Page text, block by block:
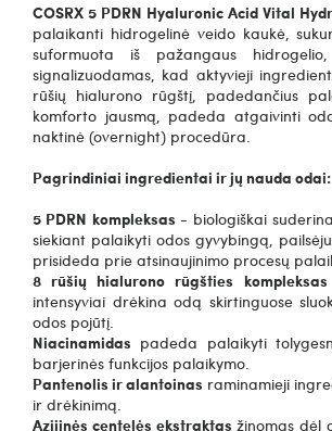
COSRX 5 PDRN Hyaluronic Acid Vital
palaikanti hidrogelinė veido kaukė,
suformuota iš pažangaus
signalizuodamas, kad aktyvieji
rūšių hialurono rūgštį, padedančius
komforto jausmą, padeda atgaivinti
naktinė (overnight) procedūra.
Pagrindiniai ingredientai ir jų nauda odai:
5 PDRN kompleksas - biologiškai
siekiant palaikyti odos gyvybingą,
prisideda prie atsinaujinimo procesų
8 rūšių hialurono rūgšties kompleksas
intensyviai drėkina odą skirtinguose
odos pojūtį.
Niacinamidas padeda palaikyti
barjerinės funkcijos palaikymo.
Pantenolis ir alantoinas raminamieji
ir drėkinimą.
Azijinės centelės ekstraktas žinomas dėl